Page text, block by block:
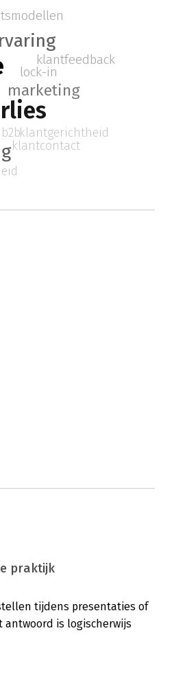
marketing
klantfeedback
lock-in
klantgerichtheid
klantcontact
b2b
praktijk
tijdens presentaties of
antwoord is logischerwijs